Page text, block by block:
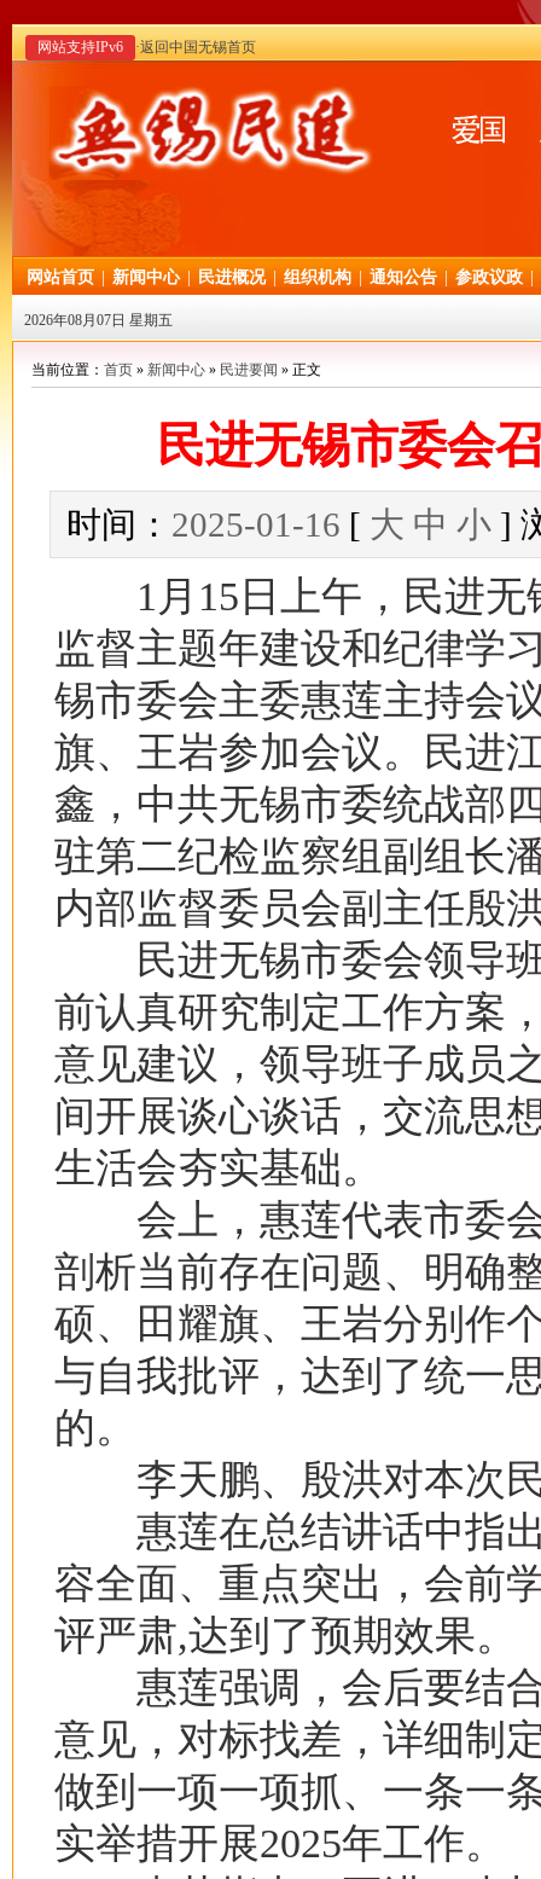
网站支持IPv6 ·返回中国无锡首页
网站首页 新闻中心 民进概况 组织机构 通知公告 参政议政
2026年08月07日 星期五
当前位置： 首页 » 新闻中心 » 民进要闻 » 正文
民进无锡市委会
时间： 2025-01-16 [ 大 中 小 ]
1月15日上午，民进无
监督主题年建设和纪律学
锡市委会主委惠莲主持会
旗、王岩参加会议。民进
鑫，中共无锡市委统战部
驻第二纪检监察组副组长
内部监督委员会副主任殷
民进无锡市委会领导班
前认真研究制定工作方案
意见建议，领导班子成员
间开展谈心谈话，交流思
生活会夯实基础。
会上，惠莲代表市委会
剖析当前存在问题、明确
硕、田耀旗、王岩分别作
与自我批评，达到了统一
的。
李天鹏、殷洪对本次民
惠莲在总结讲话中指出
容全面、重点突出，会前
评严肃,达到了预期效果。
惠莲强调，会后要结合
意见，对标找差，详细制
做到一项一项抓、一条一
实举措开展2025年工作。